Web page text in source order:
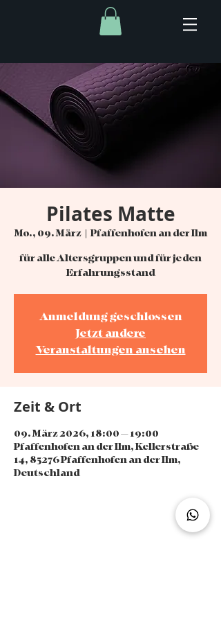
Pilates Matte
Mo., 09. März
  |
Pfaffenhofen an der Ilm
für alle Altersgruppen und für jeden
Erfahrungsstand
Anmeldung geschlossen
Jetzt andere
Veranstaltungen ansehen
Zeit & Ort
09. März 2026, 18:00 – 19:00
Pfaffenhofen an der Ilm, Kellerstraße
14, 85276 Pfaffenhofen an der Ilm,
Deutschland